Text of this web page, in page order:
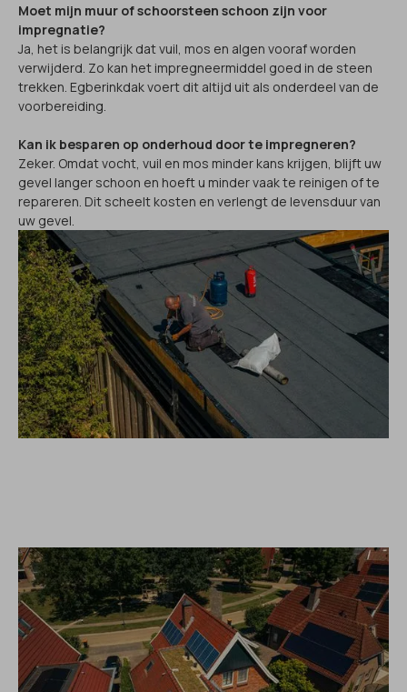
Moet mijn muur of schoorsteen schoon zijn voor
impregnatie?
Ja, het is belangrijk dat vuil, mos en algen vooraf worden
verwijderd. Zo kan het impregneermiddel goed in de steen
trekken. Egberinkdak voert dit altijd uit als onderdeel van de
voorbereiding.
Kan ik besparen op onderhoud door te impregneren?
Zeker. Omdat vocht, vuil en mos minder kans krijgen, blijft uw
gevel langer schoon en hoeft u minder vaak te reinigen of te
repareren. Dit scheelt kosten en verlengt de levensduur van
uw gevel.